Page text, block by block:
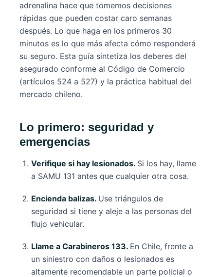
adrenalina hace que tomemos decisiones
rápidas que pueden costar caro semanas
después. Lo que haga en los primeros 30
minutos es lo que más afecta cómo responderá
su seguro. Esta guía sintetiza los deberes del
asegurado conforme al Código de Comercio
(artículos 524 a 527) y la práctica habitual del
mercado chileno.
Lo primero: seguridad y
emergencias
Verifique si hay lesionados. Si los hay, llame
a SAMU 131 antes que cualquier otra cosa.
Encienda balizas. Use triángulos de
seguridad si tiene y aleje a las personas del
flujo vehicular.
Llame a Carabineros 133. En Chile, frente a
un siniestro con daños o lesionados es
altamente recomendable un parte policial o